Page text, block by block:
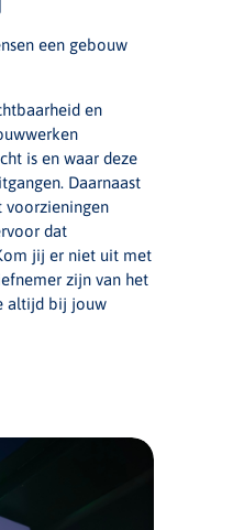
een gebouw
en
is en waar deze
Daarnaast
voorzieningen
dat
jij er niet uit met
zijn van het
altijd bij jouw